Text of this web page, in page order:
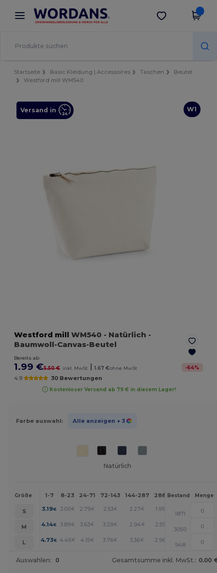
× Wordans App
Bessere Preise in der App!
App holen
Startseite Basic Kleidung | Accessoires Taschen
Beutel
Westford mill WM540
W1
Versand in
Westford mill WM540 - Natürlich -
Baumwoll-Canvas-Beutel
Bereits ab
1.99 €5.50 € inkl. MwSt | 1.67 €ohne MwSt -64%
4.9 30 Bewertungen
Kostenloser Versand ab 79 € in diesem Lager!
Farbe auswahl: Alle anzeigen + 3
Natürlich
Größe 1-7 8-23 24-71 72-143 144-287 288 + Mehr
Bestand Menge
S 3.19€ 3.00€ 2.79€ 2.53€ 2.27€ 1.99 +
1871
M
4.14€ 3.89€ 3.63€ 3.29€ 2.94€ 2.59 +
3050
L
4.73€ 4.45€ 4.15€ 3.76€ 3.36€ 2.96 +
948
Auswahlen: 0 Gesamtsumme inkl. MwSt.: 0.00